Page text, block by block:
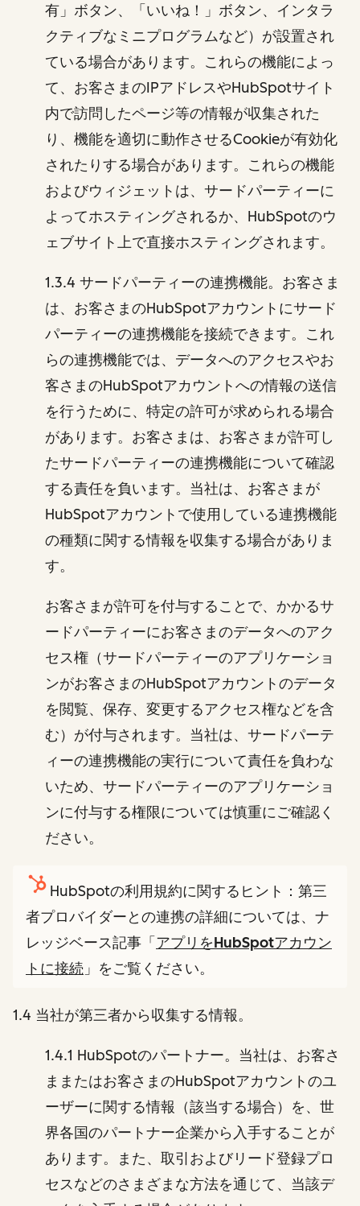
有」ボタン、「いいね！」ボタン、インタラ
クティブなミニプログラムなど）が設置され
ている場合があります。これらの機能によっ
て、お客さまのIPアドレスやHubSpotサイト
内で訪問したページ等の情報が収集された
り、機能を適切に動作させるCookieが有効化
されたりする場合があります。これらの機能
およびウィジェットは、サードパーティーに
よってホスティングされるか、HubSpotのウ
ェブサイト上で直接ホスティングされます。
1.3.4 サードパーティーの連携機能。お客さま
は、お客さまのHubSpotアカウントにサード
パーティーの連携機能を接続できます。これ
らの連携機能では、データへのアクセスやお
客さまのHubSpotアカウントへの情報の送信
を行うために、特定の許可が求められる場合
があります。お客さまは、お客さまが許可し
たサードパーティーの連携機能について確認
する責任を負います。当社は、お客さまが
HubSpotアカウントで使用している連携機能
の種類に関する情報を収集する場合がありま
す。
お客さまが許可を付与することで、かかるサ
ードパーティーにお客さまのデータへのアク
セス権（サードパーティーのアプリケーショ
ンがお客さまのHubSpotアカウントのデータ
を閲覧、保存、変更するアクセス権などを含
む）が付与されます。当社は、サードパーテ
ィーの連携機能の実行について責任を負わな
いため、サードパーティーのアプリケーショ
ンに付与する権限については慎重にご確認く
ださい。
HubSpotの利用規約に関するヒント：第三
者プロバイダーとの連携の詳細については、ナ
レッジベース記事「 アプリをHubSpotアカウン
トに接続 」をご覧ください。
1.4 当社が第三者から収集する情報。
1.4.1 HubSpotのパートナー。当社は、お客さ
ままたはお客さまのHubSpotアカウントのユ
ーザーに関する情報（該当する場合）を、世
界各国のパートナー企業から入手することが
あります。また、取引およびリード登録プロ
セスなどのさまざまな方法を通じて、当該デ